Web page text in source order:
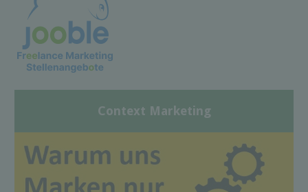
Context Marketing